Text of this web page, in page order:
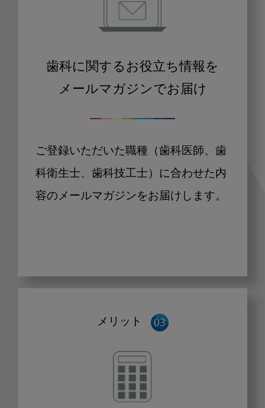
歯科に関するお役立ち情報を
メールマガジンでお届け
ご登録いただいた職種（歯科医師、歯
科衛生士、歯科技工士）に合わせた内
容のメールマガジンをお届けします。
メリット